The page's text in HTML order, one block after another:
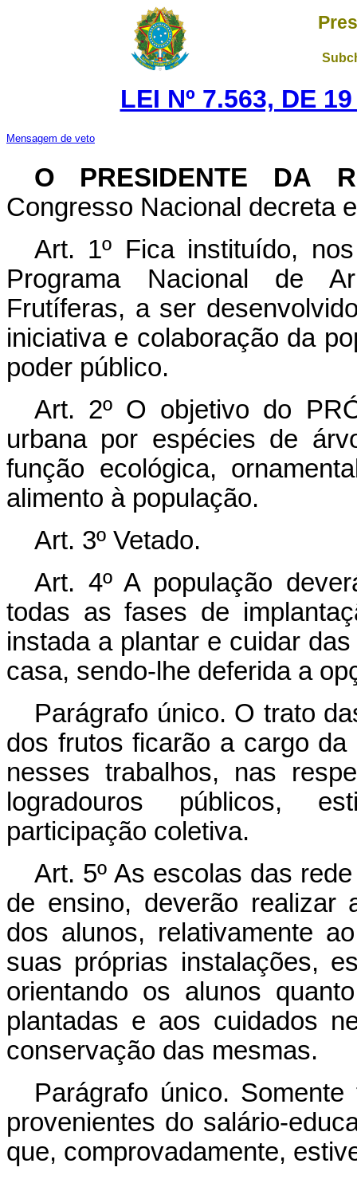
LEI Nº 7.563, DE
Mensagem de veto
O
PRESIDENTE DA
Congresso Nacional decreta
Art. 1º Fica instituído,
Programa Nacional de
Frutíferas, a ser
iniciativa e colaboração da
poder público.
Art. 2º O objetivo do
urbana por espécies de
função ecológica,
alimento à população.
Art. 3º Vetado.
Art. 4º A população
todas as fases de
instada a plantar e cuidar
casa, sendo-lhe deferida a
Parágrafo único. O trato
dos frutos ficarão a cargo
nesses trabalhos, nas
logradouros públicos,
participação coletiva.
Art. 5º As escolas das
de ensino, deverão realizar
dos alunos, relativamente
suas próprias instalações,
orientando os alunos
plantadas e aos cuidados
conservação das mesmas.
Parágrafo único.
provenientes do salário-
que, comprovadamente,